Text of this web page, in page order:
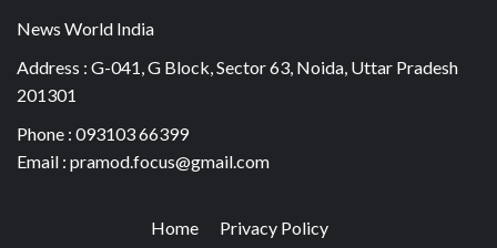
News World India
Address : G-041, G Block, Sector 63, Noida, Uttar Pradesh
201301
Phone : 093103 66399
Email : pramod.focus@gmail.com
Home Privacy Policy